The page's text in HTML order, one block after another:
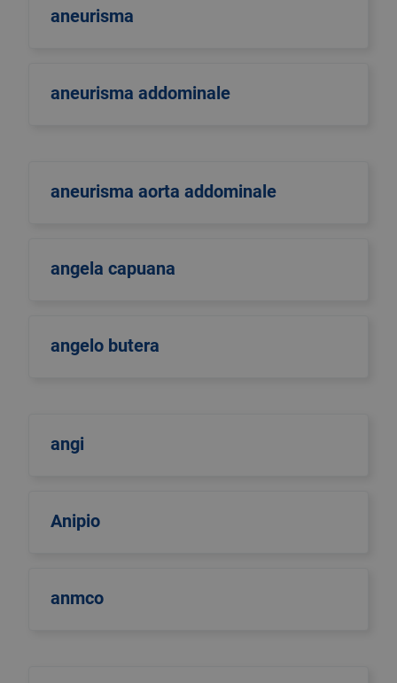
aneurisma
aneurisma addominale
aneurisma aorta addominale
angela capuana
angelo butera
angi
Anipio
anmco